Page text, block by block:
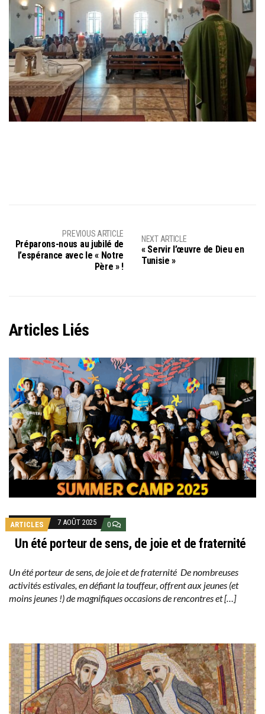
PREVIOUS ARTICLE
Préparons-nous au jubilé de
l’espérance avec le « Notre
Père » !
NEXT ARTICLE
« Servir l’œuvre de Dieu en
Tunisie »
Articles Liés
ARTICLES 7 AOÛT 2025 0
Un été porteur de sens, de joie et de fraternité
Un été porteur de sens, de joie et de fraternité De nombreuses
activités estivales, en défiant la touffeur, offrent aux jeunes (et
moins jeunes !) de magnifiques occasions de rencontres et […]